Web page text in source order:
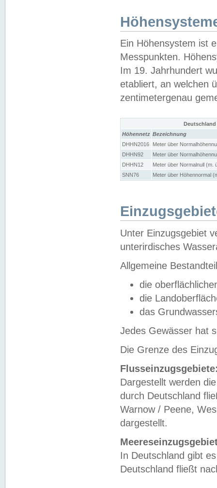
Ein Höhensystem ist
Messpunkten.
Im 19. Jahrhundert
etabliert, an welchen
zentimetergenau
Höhennetz Bezeichnung
DHHN2016
Meter über
DHHN92
Meter über
DHHN12
Meter über Normalnull (m.
SNN76
Meter über Höhennormal
Unter Einzugsgebiet
unterirdisches
Allgemeine
die
die
das
Jedes Gewässer hat
Die Grenze des
Dargestellt werden
durch Deutschland
Warnow / Peene,
dargestellt.
In Deutschland gibt
Deutschland fließt